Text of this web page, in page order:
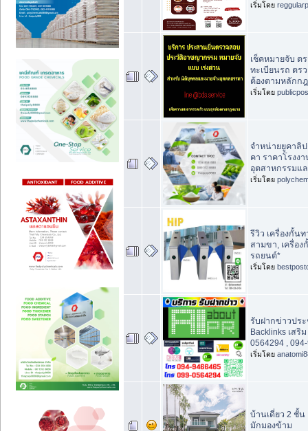
เริ่มโดย
เช็คหมายจับ ต
ทะเบียนรถ ตร
ต้องตามหลักก
เริ่มโดย
จำหน่ายยูคาลิ
คา ราคาโรงง
อุตสาหกรรมแ
เริ่มโดย
รีวิว เครื่องกั้นท
สามขา, เครื่อง
รถยนต์*
เริ่มโดย
รับฝากข่าวปร
Backlinks เสริ
0564294 ,
เริ่มโดย
บ้านเดี่ยว 2 ชั้น
มักมองข้าม